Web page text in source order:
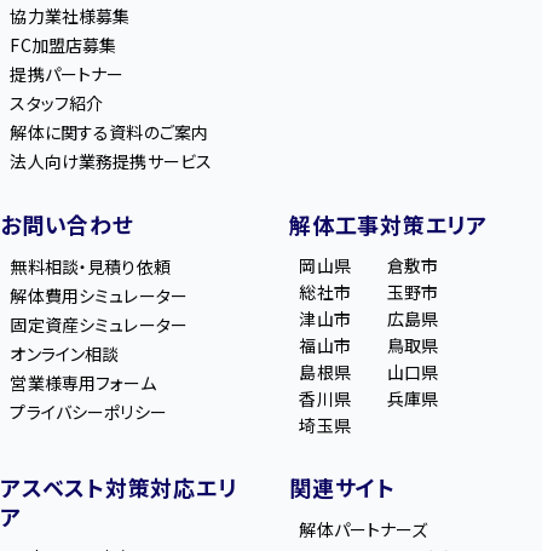
協力業社様募集
FC加盟店募集
提携パートナー
スタッフ紹介
解体に関する資料のご案内
法人向け業務提携サービス
お問い合わせ
無料相談・見積り依頼
解体費用シミュレーター
固定資産シミュレーター
オンライン相談
営業様専用フォーム
プライバシーポリシー
解体工事対策エリア
岡山県
倉敷市
総社市
玉野市
津山市
広島県
福山市
鳥取県
島根県
山口県
香川県
兵庫県
埼玉県
アスベスト対策対応エリ
ア
関連サイト
解体パートナーズ